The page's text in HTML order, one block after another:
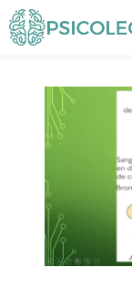
Saltar
al